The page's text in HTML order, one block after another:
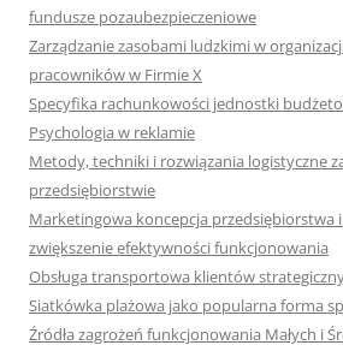
fundusze pozaubezpieczeniowe
Zarządzanie zasobami ludzkimi w
pracowników w Firmie X
Specyfika rachunkowości jednostki
Psychologia w reklamie
Metody, techniki i rozwiązania logistyczne
przedsiębiorstwie
Marketingowa koncepcja przedsiębiorstwa i
zwiększenie efektywności funkcjonowania
Obsługa transportowa klientów
Siatkówka plażowa jako popularna forma
Źródła zagrożeń funkcjonowania Małych i